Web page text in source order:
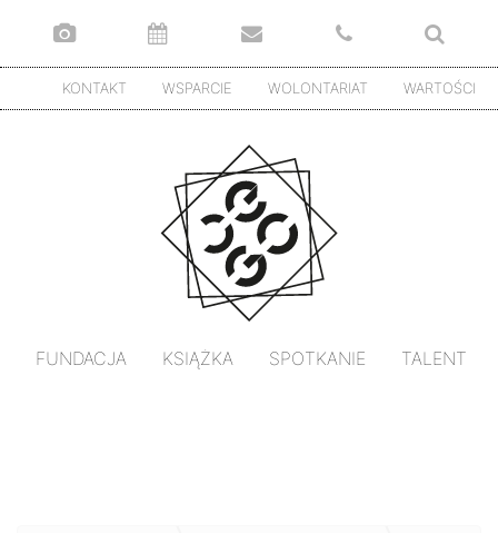
KONTAKT WSPARCIE WOLONTARIAT WARTOŚCI
FUNDACJA KSIĄŻKA SPOTKANIE TALENT